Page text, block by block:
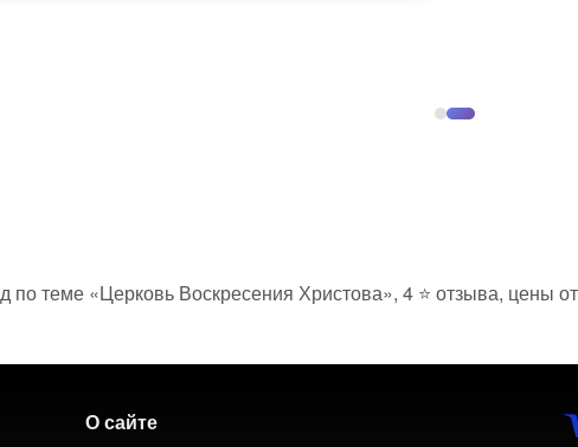
по теме «Церковь Воскресения Христова», 4 ⭐ отзыва, цены
О сайте